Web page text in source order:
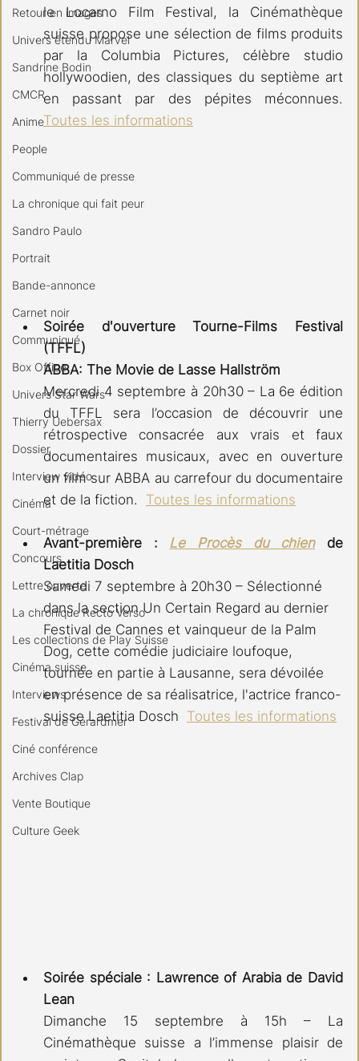
Retour en images
Univers étendu Marvel
Sandrine Bodin
CMCR
Anime
People
Communiqué de presse
La chronique qui fait peur
Sandro Paulo
Portrait
Bande-annonce
Carnet noir
Communiqué
Box Office
Univers Star Wars
Thierry Uebersax
Dossier
Interview vidéo
Cinéma
Court-métrage
Concours
Lettre ouverte
La chronique Recto Verso
Les collections de Play Suisse
Cinéma suisse
Interviews
Festival de Gérardmer
Ciné conférence
Archives Clap
Vente Boutique
Culture Geek
le Locarno Film Festival, la Cinémathèque
suisse propose une sélection de films produits
par la Columbia Pictures, célèbre studio
hollywoodien, des classiques du septième art
Toutes les informations
Soirée d'ouverture Tourne-Films Festival
(TFFL)
ABBA: The Movie de Lasse Hallström
Mercredi 4 septembre à 20h30 – La 6e édition
du TFFL sera l’occasion de découvrir une
rétrospective consacrée aux vrais et faux
documentaires musicaux, avec en ouverture
un film sur ABBA au carrefour du documentaire
et de la fiction. Toutes les informations
Avant-première : Le Procès du chien de
Laetitia Dosch
Samedi 7 septembre à 20h30 – Sélectionné
dans la section Un Certain Regard au dernier
Festival de Cannes et vainqueur de la Palm
Dog, cette comédie judiciaire loufoque,
tournée en partie à Lausanne, sera dévoilée
en présence de sa réalisatrice, l'actrice franco-
suisse Laetitia Dosch Toutes les informations
Soirée spéciale : Lawrence of Arabia de David
Lean
Dimanche 15 septembre à 15h – La
Cinémathèque suisse a l’immense plaisir de